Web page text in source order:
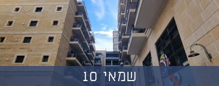
שמאי 10